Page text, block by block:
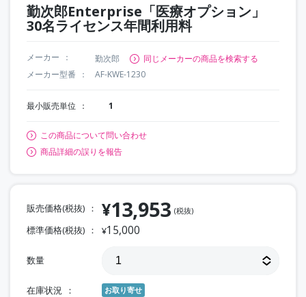
勤次郎Enterprise「医療オプション」
30名ライセンス年間利用料
メーカー 勤次郎
同じメーカーの商品を検索する
メーカー型番
AF-KWE-1230
最小販売単位 1
この商品について問い合わせ
商品詳細の誤りを報告
販売価格(税抜) ¥13,953 (税抜)
標準価格(税抜) ¥15,000
数量
在庫状況 お取り寄せ